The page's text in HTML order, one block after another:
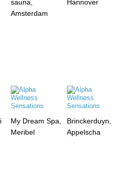
sauna,
Amsterdam
Hannover
My Dream Spa,
Meribel
Brinckerduyn,
Appelscha